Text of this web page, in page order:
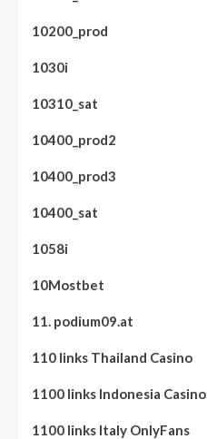
10200_prod
1030i
10310_sat
10400_prod2
10400_prod3
10400_sat
1058i
10Mostbet
11. podium09.at
110 links Thailand Casino
1100 links Indonesia Casino
1100 links Italy OnlyFans